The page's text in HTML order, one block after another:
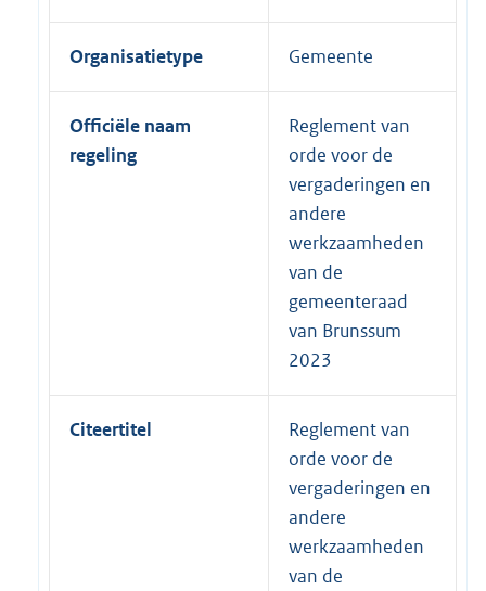
Organisatietype Gemeente
Officiële naam
regeling
Reglement van
orde voor de
vergaderingen en
andere
werkzaamheden
van de
gemeenteraad
van Brunssum
2023
Citeertitel
Reglement van
orde voor de
vergaderingen en
andere
werkzaamheden
van de